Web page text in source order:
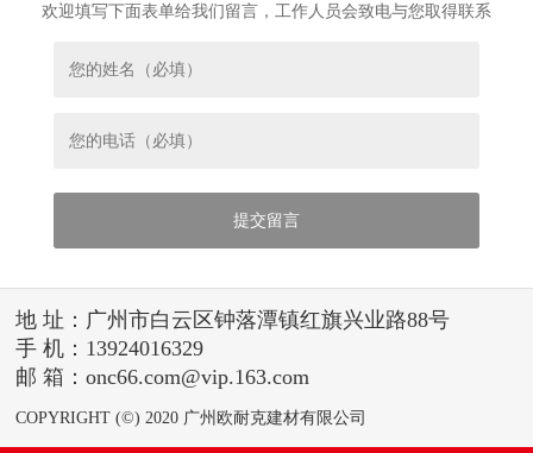
欢迎填写下面表单给我们留言，工作人员会致电与您取得联系
地 址：广州市白云区钟落潭镇红旗兴业路88号
手 机：13924016329
邮 箱：onc66.com@vip.163.com
COPYRIGHT (©) 2020 广州欧耐克建材有限公司